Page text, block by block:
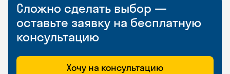
Сложно сделать выбор —
оставьте заявку на бесплатную
консультацию
Хочу на консультацию